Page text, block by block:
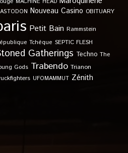
Nouveau Casino OBITUARY
Petit Bain Rammstein
Tchèque SEPTIC FLESH
Gatherings Techno The
Gods Trabendo Trianon
UFOMAMMUT Zénith